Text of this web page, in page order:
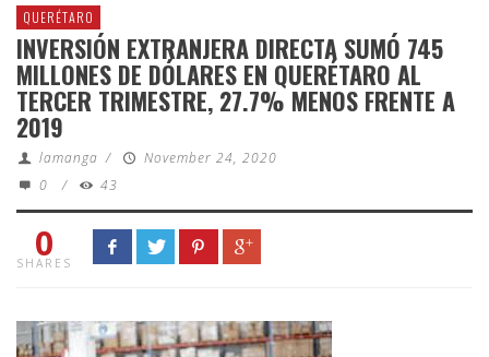
QUERÉTARO
INVERSIÓN EXTRANJERA DIRECTA SUMÓ 745
MILLONES DE DÓLARES EN QUERÉTARO AL
TERCER TRIMESTRE, 27.7% MENOS FRENTE A
2019
lamanga /
November 24, 2020
0
/ 43
0
SHARES